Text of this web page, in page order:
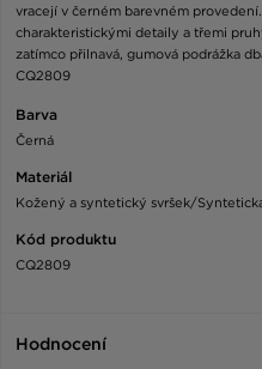
vracejí v černém barevném
charakteristickými detaily a třemi
zatímco přilnavá, gumová podrážka
CQ2809
Barva
Černá
Materiál
Kožený a syntetický svršek/
Kód produktu
CQ2809
Hodnocení